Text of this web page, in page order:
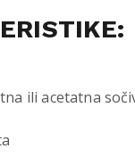
ili acetatna